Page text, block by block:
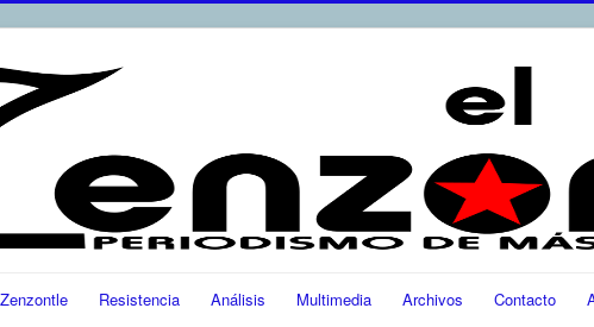
Resistencia Análisis Multimedia Archivos Contacto